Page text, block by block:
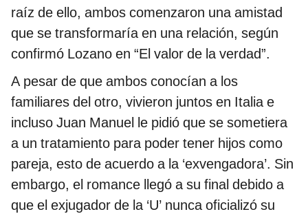
raíz de ello, ambos comenzaron una amistad
que se transformaría en una relación, según
confirmó Lozano en “El valor de la verdad”.
A pesar de que ambos conocían a los
familiares del otro, vivieron juntos en Italia e
incluso Juan Manuel le pidió que se sometiera
a un tratamiento para poder tener hijos como
pareja, esto de acuerdo a la ‘exvengadora’. Sin
embargo, el romance llegó a su final debido a
que el exjugador de la ‘U’ nunca oficializó su